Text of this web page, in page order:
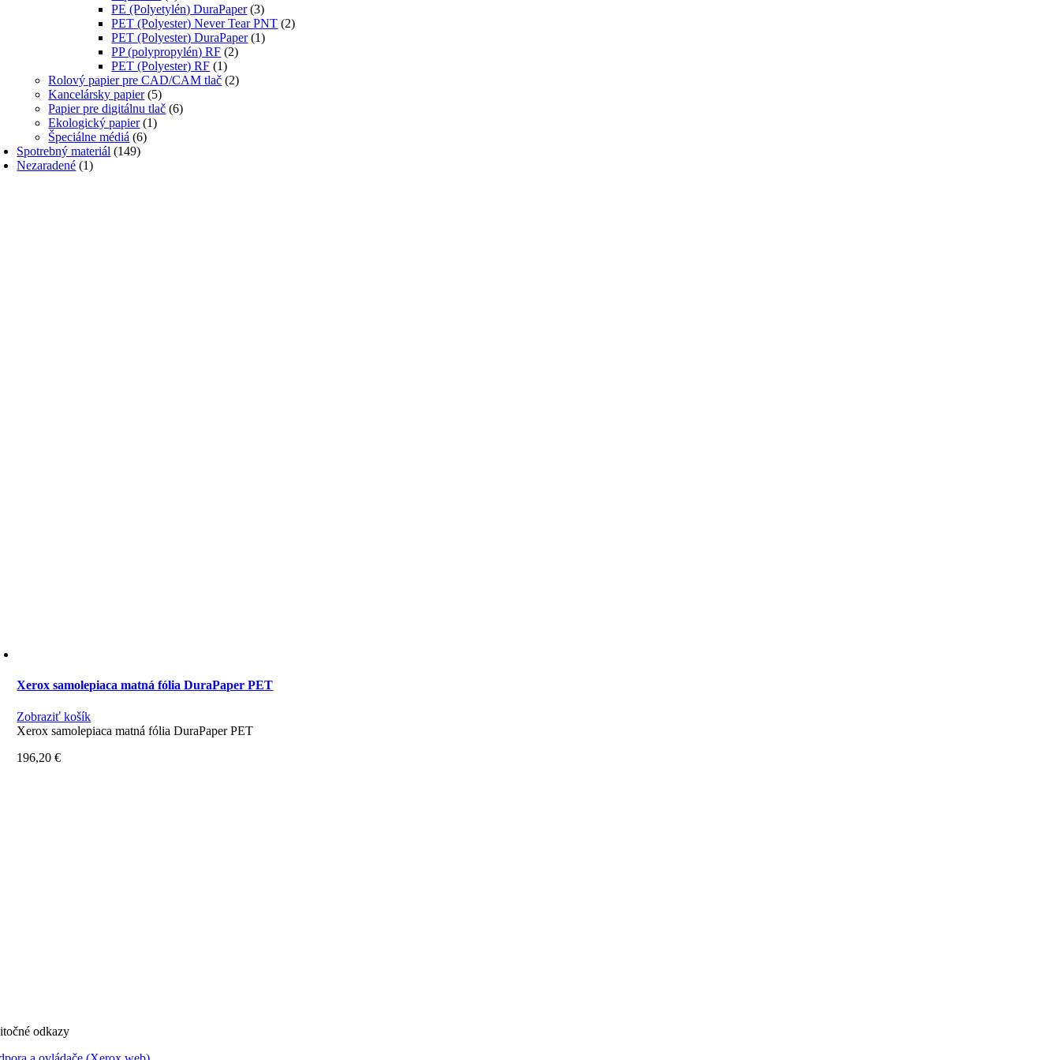
PE (Polyetylén) DuraPaper (3)
PET (Polyester) Never Tear PNT (2)
PET (Polyester) DuraPaper (1)
PP (polypropylén) RF (2)
PET (Polyester) RF (1)
Rolový papier pre CAD/CAM tlač (2)
Kancelársky papier (5)
Papier pre digitálnu tlač (6)
Ekologický papier (1)
Špeciálne médiá (6)
Spotrebný materiál (149)
Nezaradené (1)
Xerox samolepiaca matná fólia DuraPaper PET
Zobraziť košík
Xerox samolepiaca matná fólia DuraPaper PET
196,20€
odkazy